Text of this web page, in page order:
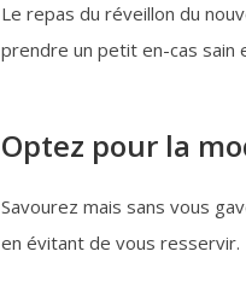
Le repas du réveillon du
prendre un petit en-cas sain
Optez pour la
Savourez mais sans vous
en évitant de vous resservir.